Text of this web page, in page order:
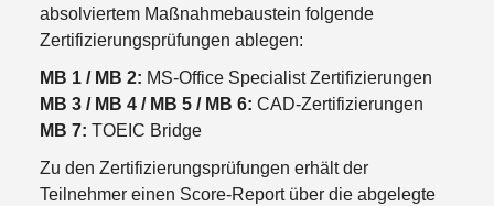
absolviertem Maßnahmebaustein folgende
Zertifizierungsprüfungen ablegen:
MB 1 / MB 2: MS-Office Specialist Zertifizierungen
MB 3 / MB 4 / MB 5 / MB 6: CAD-Zertifizierungen
MB 7: TOEIC Bridge
Zu den Zertifizierungsprüfungen erhält der
Teilnehmer einen Score-Report über die abgelegte